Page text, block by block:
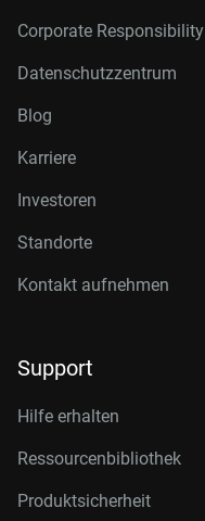
Corporate Responsibility
Datenschutzzentrum
Blog
Karriere
Investoren
Standorte
Kontakt aufnehmen
Support
Hilfe erhalten
Ressourcenbibliothek
Produktsicherheit